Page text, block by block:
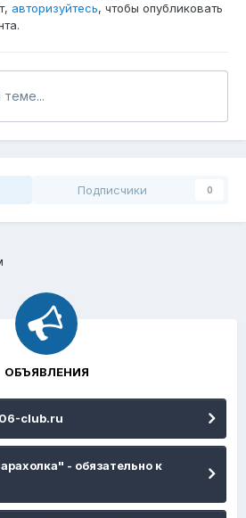
авторизуйтесь, чтобы опубликовать
теме...
Подписчики 0
ОБЪЯВЛЕНИЯ
club.ru
- обязательно к